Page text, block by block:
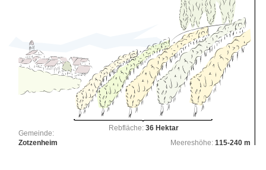
Rebfläche:36 Hektar
Gemeinde:
Zotzenheim
Meereshöhe: 115-240 m